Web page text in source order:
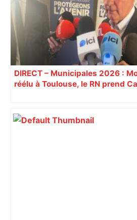
DIRECT – Municipales 2026 :
réélu à Toulouse, le RN prend